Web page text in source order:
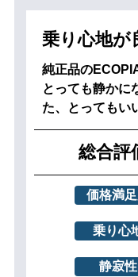
乗り心地が
純正品の
とっても静かに
た、とってもい
総合評
価格満
乗り心
静寂性